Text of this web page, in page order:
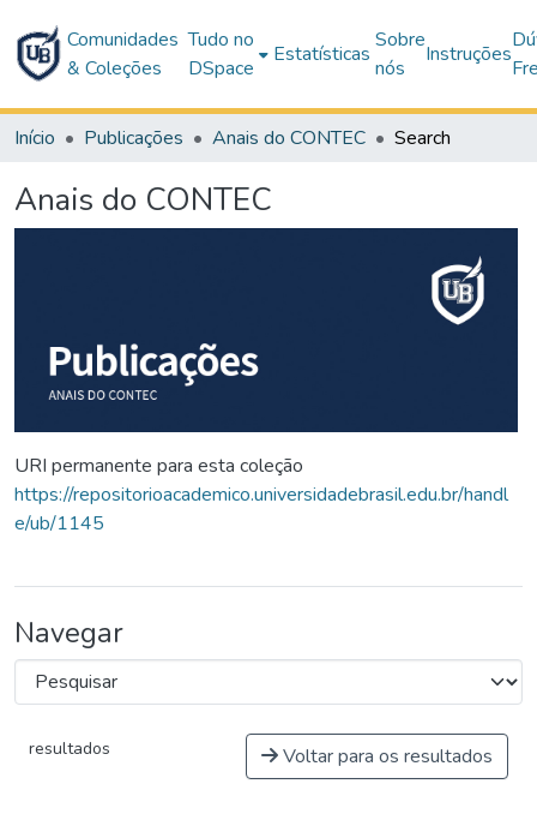
Comunidades
& Coleções
Tudo no
DSpace
Estatísticas
Sobre
nós
Instruções
Início Publicações Anais do CONTEC Search
Anais do CONTEC
URI permanente para esta coleção
https://repositorioacademico.universidadebrasil.edu.br/handl
e/ub/1145
Navegar
resultados Voltar para os resultados